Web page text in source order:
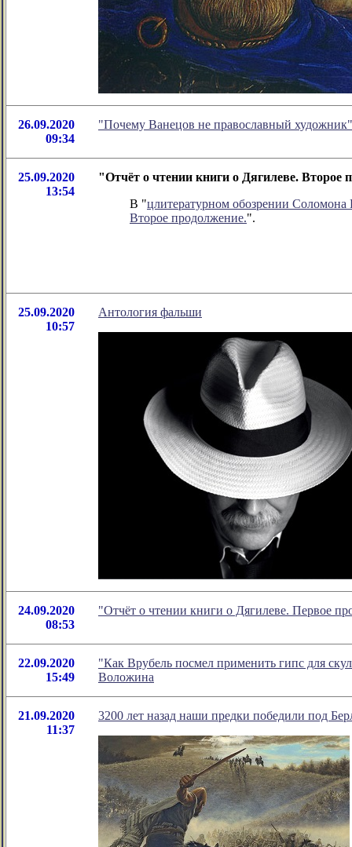
26.09.2020
09:34
"Почему Ванецов не православный
25.09.2020
13:54
"Отчёт о чтении книги о Дягилеве. Второе
В "цлитературном обозрении
Второе продолжение.".
25.09.2020
10:57
Антология фальши
24.09.2020
08:53
"Отчёт о чтении книги о Дягилеве. Первое
22.09.2020
15:49
"Как Врубель посмел применить гипс для
Воложина
21.09.2020
11:37
3200 лет назад наши предки победили под